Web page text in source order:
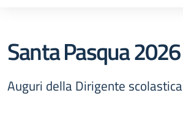
Santa Pasqua 2026
Auguri della Dirigente scolastica